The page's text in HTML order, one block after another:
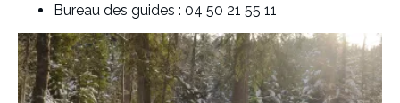
Bureau des guides : 04 50 21 55 11